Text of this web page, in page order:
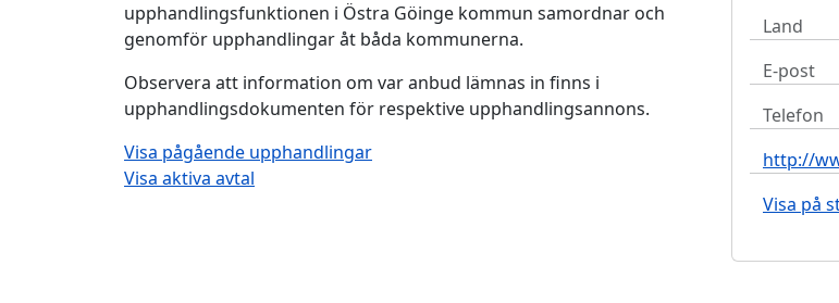
upphandlingsfunktionen i Östra Göinge kommun samordnar och
genomför upphandlingar åt båda kommunerna.
Observera att information om var anbud lämnas in finns i
upphandlingsdokumenten för respektive upphandlingsannons.
Visa pågående upphandlingar
Visa aktiva avtal
Land
E-post
Telefon
http://
Visa på